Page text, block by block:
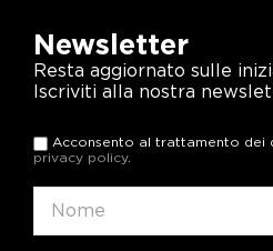
Newsletter
Resta aggiornato sulle
Iscriviti alla nostra
Acconsento al trattamento dei
privacy policy.